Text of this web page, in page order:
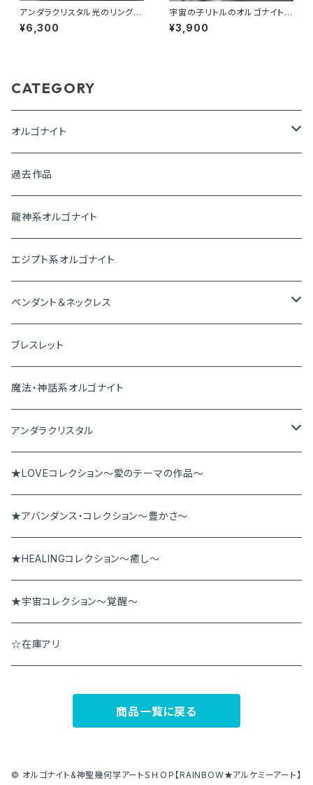
アンダラクリスタル光のリング
(エンジェリックブルー)
¥6,300
宇宙の子リトルのオルゴナイト～
宇宙スイッチ～
¥3,900
CATEGORY
オルゴナイト
ピラミッド
盛り塩オルゴナイト
プレートオルゴナイト
神聖幾何学オルゴナイト
過去作品
龍神系オルゴナイト
エジプト系オルゴナイト
ペンダント＆ネックレス
ペンダントトップ
ピアス＆イヤリング
ブレスレット
ペンダント
その他
ブレスレット
魔法・神話系オルゴナイト
アンダラクリスタル
アンダラペンダント
アンダラブレス
★LOVEコレクション～愛のテーマの作品～
★アバンダンス・コレクション～豊かさ～
★HEALINGコレクション～癒し～
★宇宙コレクション～覚醒～
☆在庫アリ
商品一覧に戻る
© オルゴナイト&神聖幾何学アートＳＨＯＰ【RAINBOW★アルケミーアート】